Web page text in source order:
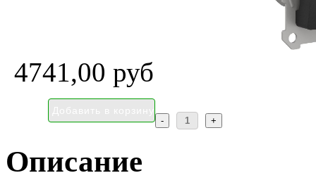
4741,00 руб
Описание